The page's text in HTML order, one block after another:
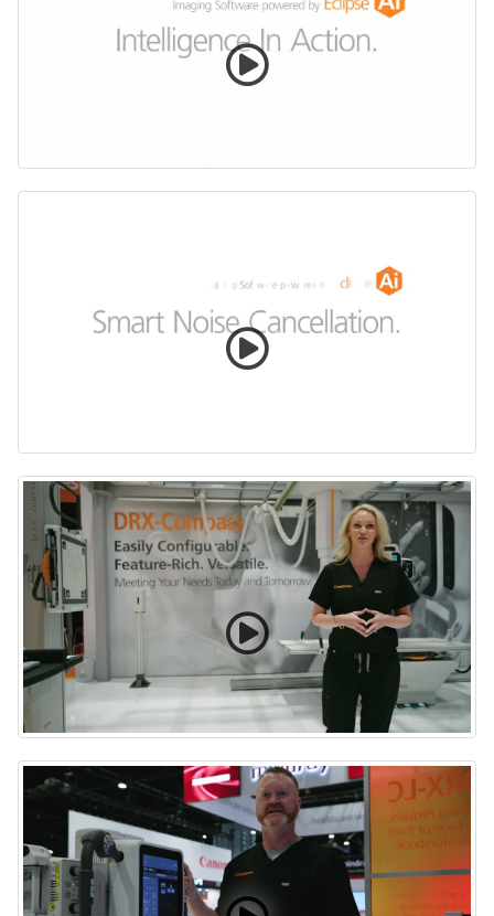
Eclipse con inteligencia artificial en acción
Smart Noise Cancellation
DRX-Compass presentado en RSNA 2024